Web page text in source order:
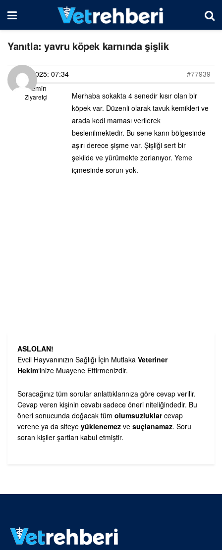
Yanıtla: yavru köpek karnında şişlik
27/02/2025: 07:34
#77939
Yasemin
Ziyaretçi
Merhaba sokakta 4 senedir kısır olan bir
köpek var. Düzenli olarak tavuk kemikleri ve
arada kedi maması verilerek
beslenilmektedir. Bu sene karın bölgesinde
aşırı derece şişme var. Şişliği sert bir
şekilde ve yürümekte zorlanıyor. Yeme
içmesinde sorun yok.
ASLOLAN!
Evcil Hayvanınızın Sağlığı İçin Mutlaka Veteriner
Hekim‘inize Muayene Ettirmenizdir.
Soracağınız tüm sorular anlattıklarınıza göre cevap verilir.
Cevap veren kişinin cevabı sadece öneri niteliğindedir. Bu
öneri sonucunda doğacak tüm olumsuzluklarcevap
verene ya da siteye yüklenemez ve suçlanamaz. Soru
soran kişiler şartları kabul etmiştir.